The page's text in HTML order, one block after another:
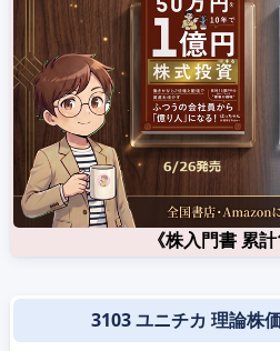
《株入門書 累
3103 ユニチカ 理論株